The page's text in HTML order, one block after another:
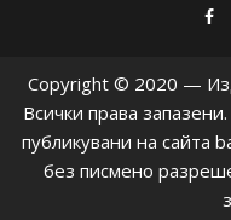
Copyright © 2020 —
Всички права
публикувани на сайта
без писмено